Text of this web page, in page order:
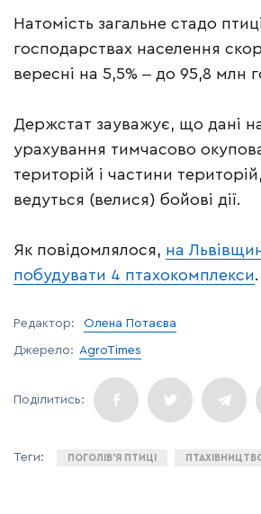
Натомість загальне стадо
господарствах населення
вересні на 5,5% ‒ до 95,8 млн
Держстат зауважує, що дані
урахування тимчасово
територій і частини
ведуться (велися) бойові дії.
Як повідомлялося, на
побудувати 4 птахокомплекси.
Редактор: Олена Потаєва
Джерело: AgroTimes
ПОГОЛІВ’Я ПТИЦІ